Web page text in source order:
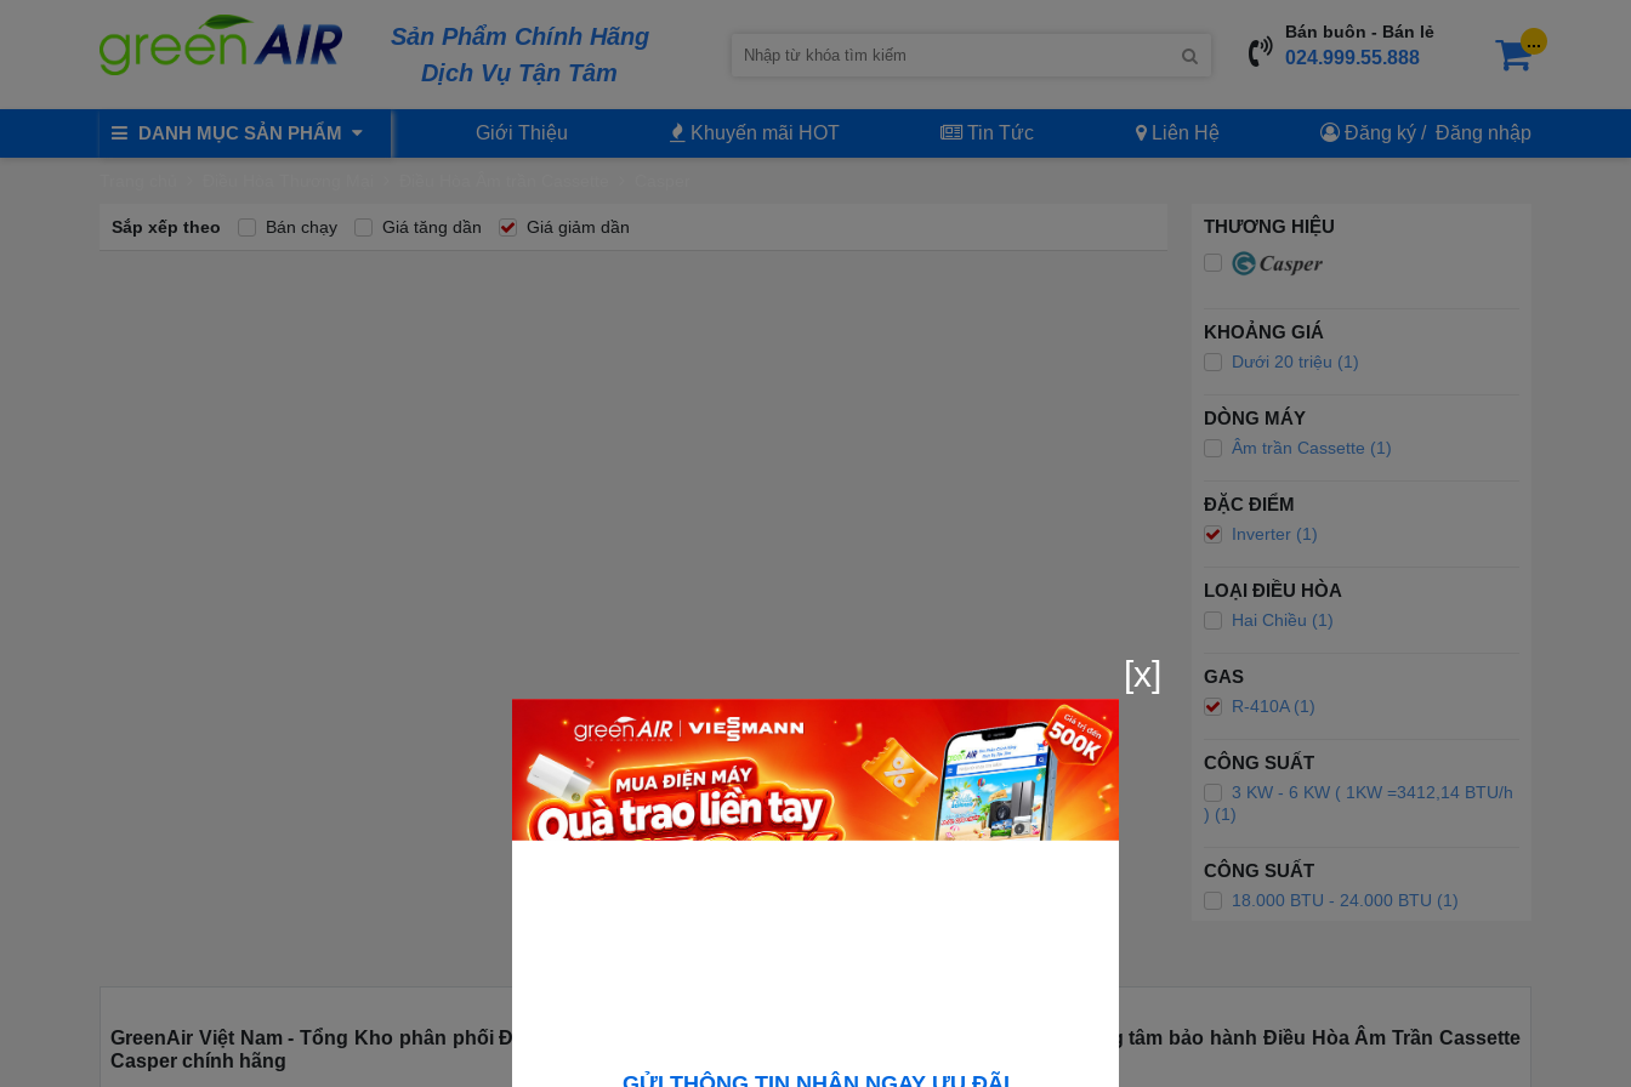
Sản Phẩm Chính Hãng
Dịch Vụ Tận Tâm
Bán buôn - Bán lẻ
024.999.55.888
...
DANH MỤC SẢN PHẨM Giới Thiệu Khuyến mãi HOT Tin Tức Liên Hệ Đăng ký / Đăng nhập
Sắp xếp theo Bán chạy Giá tăng dần Giá giảm dần THƯƠNG HIỆU
KHOẢNG GIÁ
Dưới 20 triệu (1)
DÒNG MÁY
Âm trần Cassette (1)
ĐẶC ĐIỂM
Inverter (1)
LOẠI ĐIỀU HÒA
Hai Chiều (1)
GAS
R-410A (1)
CÔNG SUẤT
3 KW - 6 KW ( 1KW =3412,14 BTU/h
) (1)
CÔNG SUẤT
18.000 BTU - 24.000 BTU (1)
GreenAir Việt Nam - Tổng Kho phân phối Điều Hòa Âm Trần Cassette Casper giá đại lý rẻ nhất Hà Nội, Trung tâm bảo hành Điều Hòa Âm Trần Cassette
Casper chính hãng
[x]